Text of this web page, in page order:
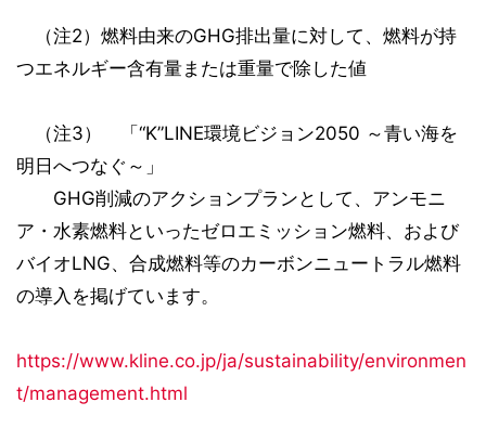
（注2）燃料由来のGHG排出量に対して、燃料が持
つエネルギー含有量または重量で除した値
（注3） 「“K”LINE環境ビジョン2050 ～青い海を
明日へつなぐ～」
GHG削減のアクションプランとして、アンモニ
ア・水素燃料といったゼロエミッション燃料、および
バイオLNG、合成燃料等のカーボンニュートラル燃料
の導入を掲げています。
https://www.kline.co.jp/ja/sustainability/environmen
t/management.html